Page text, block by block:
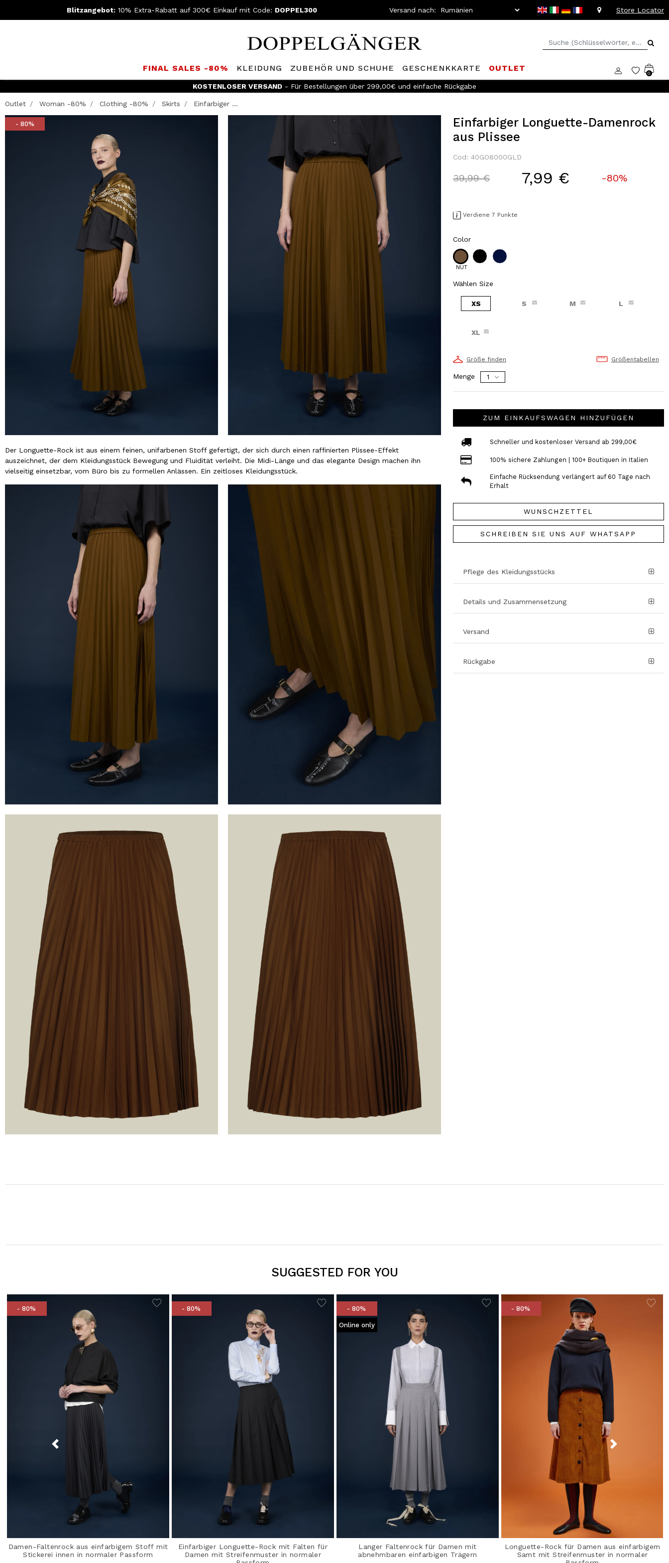
Blitzangebot: 10% Extra-Rabatt auf 300€ Einkauf mit Code: DOPPEL300 Versand nach: Store Locator
FINAL SALES -80% KLEIDUNG ZUBEHÖR UND SCHUHE GESCHENKKARTE OUTLET
0
KOSTENLOSER VERSAND - Für Bestellungen über 299,00€ und einfache Rückgabe
Outlet Woman -80% Clothing -80% Skirts Einfarbiger ...
- 80%
Der Longuette-Rock ist aus einem feinen, unifarbenen Stoff gefertigt, der sich durch einen raffinierten Plissee-Effekt
auszeichnet, der dem Kleidungsstück Bewegung und Fluidität verleiht. Die Midi-Länge und das elegante Design machen ihn
vielseitig einsetzbar, vom Büro bis zu formellen Anlässen. Ein zeitloses Kleidungsstück.
Einfarbiger Longuette-Damenrock
aus Plissee
Cod: 40GO8000GLD
Price reduced from
39,99 €to 7,99 € -80%
Verdiene 7 Punkte
Color
NUT
Wählen Size
XS S M L
XL
Größe finden Größentabellen
Menge
ZUM EINKAUFSWAGEN HINZUFÜGEN
Schneller und kostenloser Versand ab 299,00€
100% sichere Zahlungen | 100+ Boutiquen in Italien
Einfache Rücksendung verlängert auf 60 Tage nach
Erhalt
WUNSCHZETTEL
SCHREIBEN SIE UNS AUF WHATSAPP
Pflege des Kleidungsstücks
Details und Zusammensetzung
Versand
Rückgabe
SUGGESTED FOR YOU
- 80%
Damen-Faltenrock aus einfarbigem Stoff mit
Stickerei innen in normaler Passform
- 80%
Einfarbiger Longuette-Rock mit Falten für
Damen mit Streifenmuster in normaler
- 80%
Online only
Langer Faltenrock für Damen mit
abnehmbaren einfarbigen Trägern
- 80%
Longuette-Rock für Damen aus einfarbigem
Samt mit Streifenmuster in normaler